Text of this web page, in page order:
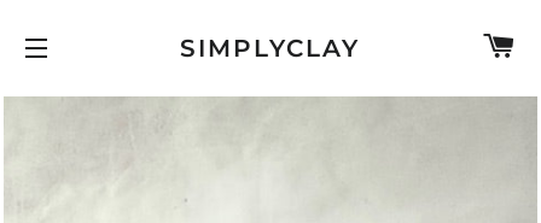
SIMPLYCLAY